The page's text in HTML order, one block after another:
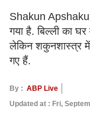
Shakun
गया है. बिल्ली का घर
लेकिन शकुनशास्त्र
गए हैं.
By : ABP Live
Updated at : Fri,